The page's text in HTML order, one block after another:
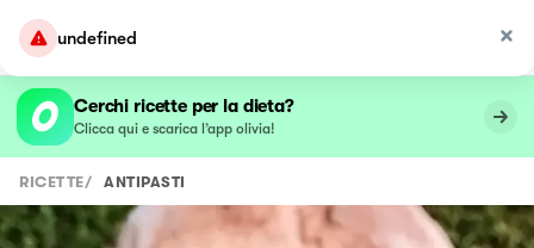
undefined
Cerchi ricette per la dieta?
Clicca qui e scarica l’app olivia!
RICETTE/ ANTIPASTI